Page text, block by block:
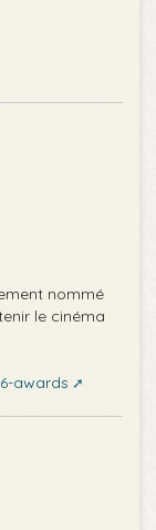
nommé
le cinéma
awards